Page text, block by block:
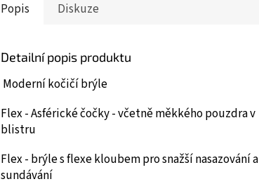
Popis Diskuze
Detailní popis produktu
Moderní kočičí brýle
Flex - Asférické čočky - včetně měkkého pouzdra v
blistru
Flex - brýle s flexe kloubem pro snažší nasazování a
sundávání